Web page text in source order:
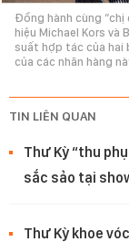
Đồng hành cùng
hiệu Michael Kors và
suất hợp tác của hai
của các nhãn hàng
TIN LIÊN QUAN
Thư Kỳ “thu
sắc sảo tại
Thư Kỳ khoe